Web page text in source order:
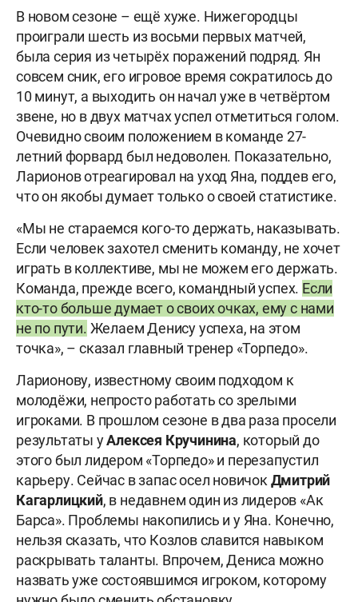
В новом сезоне – ещё хуже. Нижегородцы
проиграли шесть из восьми первых матчей,
была серия из четырёх поражений подряд. Ян
совсем сник, его игровое время сократилось до
10 минут, а выходить он начал уже в четвёртом
звене, но в двух матчах успел отметиться голом.
Очевидно своим положением в команде 27-
летний форвард был недоволен. Показательно,
Ларионов отреагировал на уход Яна, поддев его,
что он якобы думает только о своей статистике.
«Мы не стараемся кого-то держать, наказывать.
Если человек захотел сменить команду, не хочет
играть в коллективе, мы не можем его держать.
Команда, прежде всего, командный успех. Если
кто-то больше думает о своих очках, ему с нами
не по пути. Желаем Денису успеха, на этом
точка», – сказал главный тренер «Торпедо».
Ларионову, известному своим подходом к
молодёжи, непросто работать со зрелыми
игроками. В прошлом сезоне в два раза просели
результаты уАлексея Кручинина, который до
этого был лидером «Торпедо» и перезапустил
карьеру. Сейчас в запас осел новичок Дмитрий
Кагарлицкий, в недавнем один из лидеров «Ак
Барса». Проблемы накопились и у Яна. Конечно,
нельзя сказать, что Козлов славится навыком
раскрывать таланты. Впрочем, Дениса можно
назвать уже состоявшимся игроком, которому